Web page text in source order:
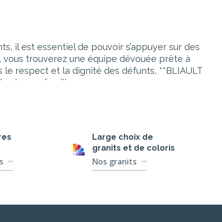
il est essentiel de pouvoir s’appuyer sur des
vous trouverez une équipe dévouée prête à
respect et la dignité des défunts, **BLIAULT
chaque famille.
**BLIAULT FUNÉRAIRE** se
se concentrer sur l’essentiel : rendre
que les volontés du défunt soient
Large choix de
granits et de coloris
Nos granits